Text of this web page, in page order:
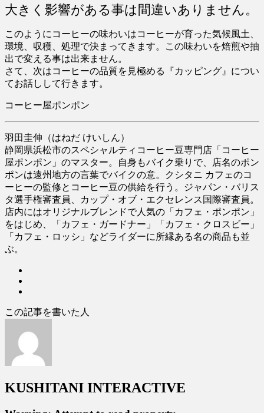
大きく影響がある事は間違いありません。
このようにコーヒーの味わいはコーヒーが育った気候風土、
環境、収穫、処理で決まってきます。この味わいを焙煎や抽
出で変える事は出来ません。
さて、次はコーヒーの品質を見極める『カッピング』につい
てお話しして行きます。
コーヒー屋ポンポン
羽田圭伸（はねだ けいしん）
静岡県浜松市のスペシャルティコーヒー豆専門店「コーヒー
屋ポンポン」のマスター。自身もバイク乗りで、店名のポン
ポンは遠州地方の言葉でバイクの意。クシタニ カフェのコ
ーヒーの監修とコーヒー豆の供給を行う。ジャパン・バリス
タ選手権審査員、カップ・オブ・エクセレンス国際審査員。
店内にはオリジナルブレンドで人気の「カフェ・ポンポン」
をはじめ、「カフェ・ガードナー」「カフェ・クロスビー」
「カフェ・ロッシ」などライダーに所縁ある名の商品も並
ぶ。
この記事を書いた人
KUSHITANI INTERACTIVE